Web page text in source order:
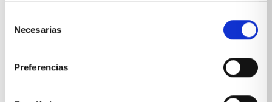
Necesarias
Preferencias